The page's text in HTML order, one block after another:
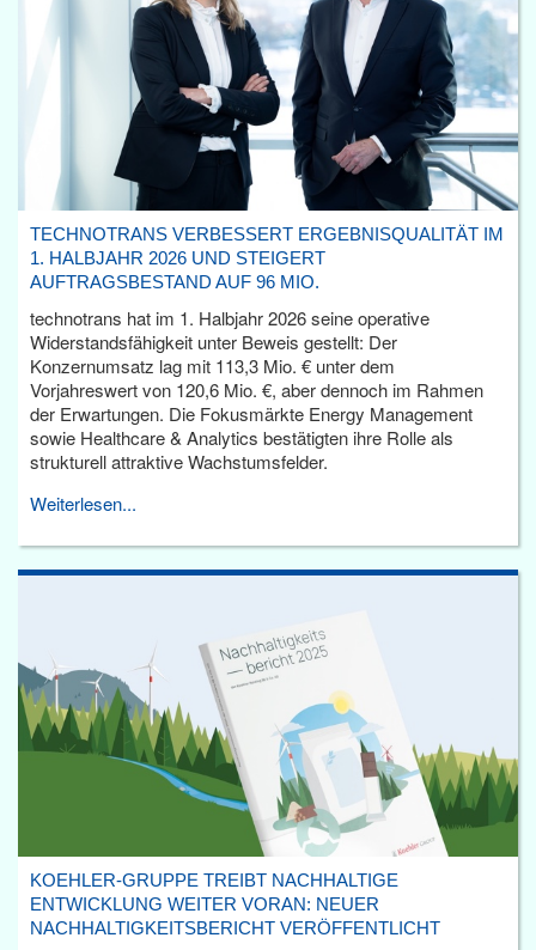
TECHNOTRANS VERBESSERT ERGEBNISQUALITÄT IM
1. HALBJAHR 2026 UND STEIGERT
AUFTRAGSBESTAND AUF 96 MIO.
technotrans hat im 1. Halbjahr 2026 seine operative
Widerstandsfähigkeit unter Beweis gestellt: Der
Konzernumsatz lag mit 113,3 Mio. € unter dem
Vorjahreswert von 120,6 Mio. €, aber dennoch im Rahmen
der Erwartungen. Die Fokusmärkte Energy Management
sowie Healthcare & Analytics bestätigten ihre Rolle als
strukturell attraktive Wachstumsfelder.
Weiterlesen...
KOEHLER-GRUPPE TREIBT NACHHALTIGE
ENTWICKLUNG WEITER VORAN: NEUER
NACHHALTIGKEITSBERICHT VERÖFFENTLICHT